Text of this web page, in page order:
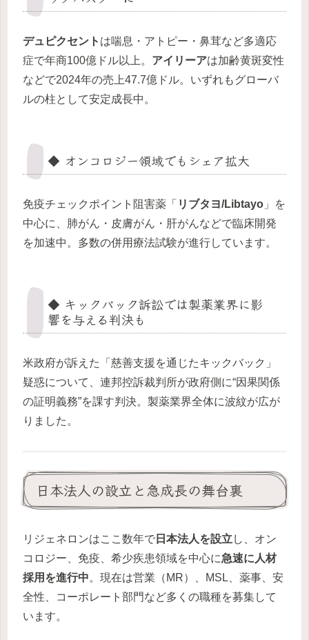
デュピクセント は喘息・アトピー・鼻茸など多適応
症で年商100億ドル以上。 アイリーアは加齢黄斑変性
などで2024年の売上47.7億ドル。いずれもグローバ
ルの柱として安定成長中。
◆ オンコロジー領域でもシェア拡大
免疫チェックポイント阻害薬「 リブタヨ/Libtayo 」を
中心に、肺がん・皮膚がん・肝がんなどで臨床開発
を加速中。多数の併用療法試験が進行しています。
◆ キックバック訴訟では製薬業界に影
響を与える判決も
米政府が訴えた「慈善支援を通じたキックバック」
疑惑について、連邦控訴裁判所が政府側に“因果関係
の証明義務”を課す判決。製薬業界全体に波紋が広が
りました。
日本法人の設立と急成長の舞台裏
リジェネロンはここ数年で 日本法人を設立し、オン
コロジー、免疫、希少疾患領域を中心に急速に人材
採用を進行中。現在は営業（MR）、MSL、薬事、安
全性、コーポレート部門など多くの職種を募集して
います。